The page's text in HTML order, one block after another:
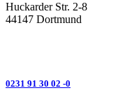
Huckarder Str. 2-8
44147 Dortmund
0231 91 30 02 -0